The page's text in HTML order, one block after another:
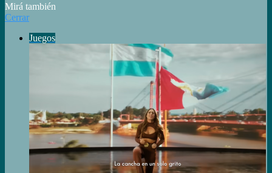
Mirá también
Cerrar
Juegos